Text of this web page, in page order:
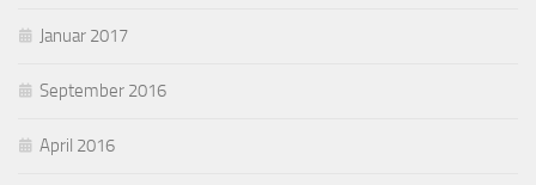
Januar 2017
September 2016
April 2016